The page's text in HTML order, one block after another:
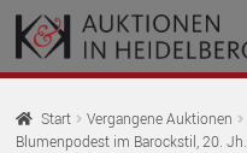
Zur
Navigation
springen
Springe
zum
Inhalt
Home
Start Vergangene Auktionen
Blumenpodest im Barockstil, 20. Jh.